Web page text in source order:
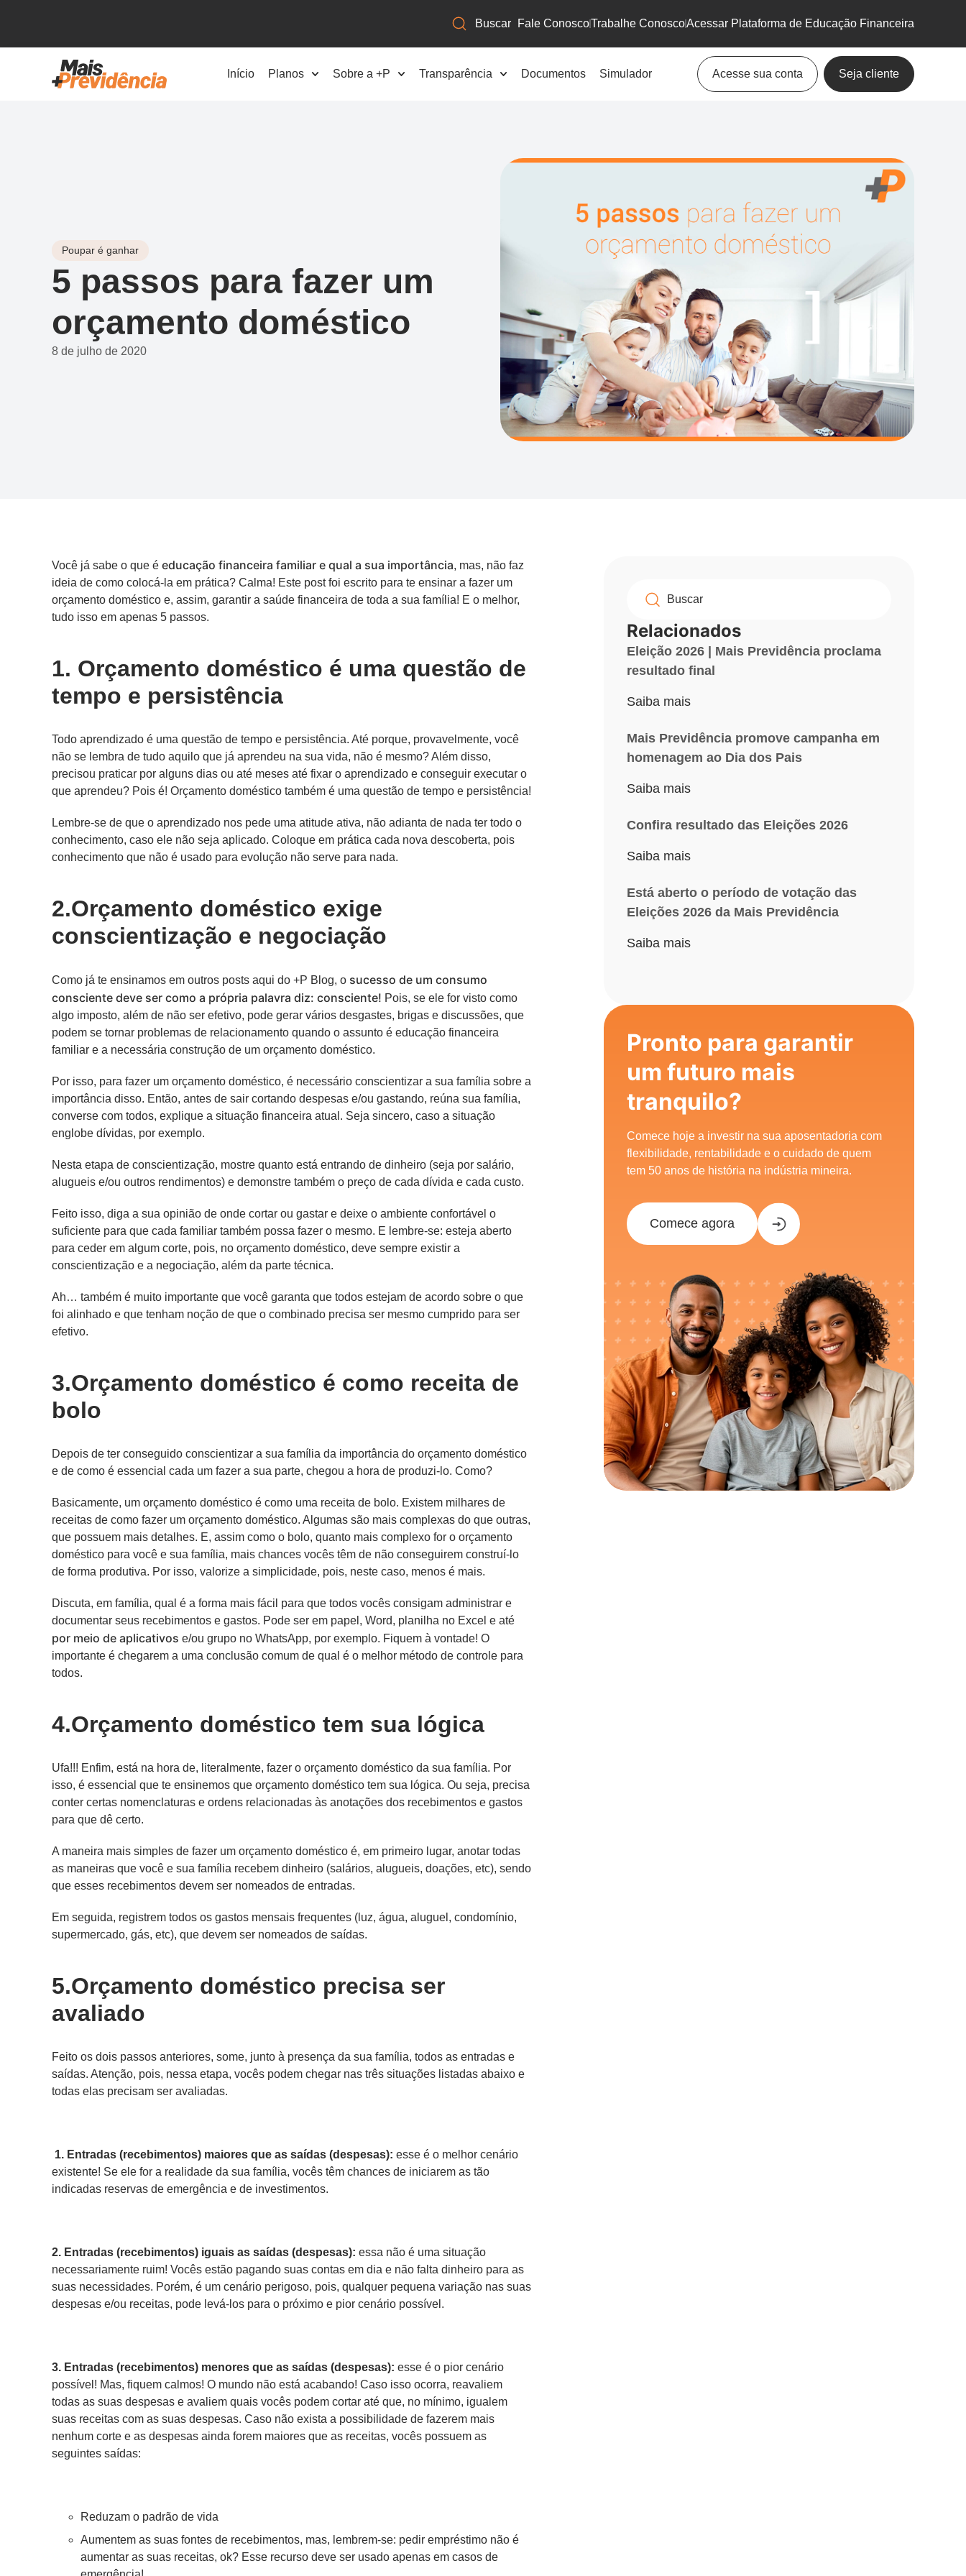
Fale ConoscoTrabalhe ConoscoAcessar Plataforma de Educação Financeira
Início Planos Sobre a +P Transparência Documentos Simulador Acesse sua conta Seja cliente
Poupar é ganhar
5 passos para fazer um
orçamento doméstico
8 de julho de 2020
Você já sabe o que é educação financeira familiar e qual a sua importância, mas, não faz
ideia de como colocá-la em prática? Calma! Este post foi escrito para te ensinar a fazer um
orçamento doméstico e, assim, garantir a saúde financeira de toda a sua família! E o melhor,
tudo isso em apenas 5 passos.
1. Orçamento doméstico é uma questão de
tempo e persistência
Todo aprendizado é uma questão de tempo e persistência. Até porque, provavelmente, você
não se lembra de tudo aquilo que já aprendeu na sua vida, não é mesmo? Além disso,
precisou praticar por alguns dias ou até meses até fixar o aprendizado e conseguir executar o
que aprendeu? Pois é! Orçamento doméstico também é uma questão de tempo e persistência!
Lembre-se de que o aprendizado nos pede uma atitude ativa, não adianta de nada ter todo o
conhecimento, caso ele não seja aplicado. Coloque em prática cada nova descoberta, pois
conhecimento que não é usado para evolução não serve para nada.
2.Orçamento doméstico exige
conscientização e negociação
Como já te ensinamos em outros posts aqui do +P Blog, o sucesso de um consumo
consciente deve ser como a própria palavra diz: consciente! Pois, se ele for visto como
algo imposto, além de não ser efetivo, pode gerar vários desgastes, brigas e discussões, que
podem se tornar problemas de relacionamento quando o assunto é educação financeira
familiar e a necessária construção de um orçamento doméstico.
Por isso, para fazer um orçamento doméstico, é necessário conscientizar a sua família sobre a
importância disso. Então, antes de sair cortando despesas e/ou gastando, reúna sua família,
converse com todos, explique a situação financeira atual. Seja sincero, caso a situação
englobe dívidas, por exemplo.
Nesta etapa de conscientização, mostre quanto está entrando de dinheiro (seja por salário,
alugueis e/ou outros rendimentos) e demonstre também o preço de cada dívida e cada custo.
Feito isso, diga a sua opinião de onde cortar ou gastar e deixe o ambiente confortável o
suficiente para que cada familiar também possa fazer o mesmo. E lembre-se: esteja aberto
para ceder em algum corte, pois, no orçamento doméstico, deve sempre existir a
conscientização e a negociação, além da parte técnica.
Ah… também é muito importante que você garanta que todos estejam de acordo sobre o que
foi alinhado e que tenham noção de que o combinado precisa ser mesmo cumprido para ser
efetivo.
3.Orçamento doméstico é como receita de
bolo
Depois de ter conseguido conscientizar a sua família da importância do orçamento doméstico
e de como é essencial cada um fazer a sua parte, chegou a hora de produzi-lo. Como?
Basicamente, um orçamento doméstico é como uma receita de bolo. Existem milhares de
receitas de como fazer um orçamento doméstico. Algumas são mais complexas do que outras,
que possuem mais detalhes. E, assim como o bolo, quanto mais complexo for o orçamento
doméstico para você e sua família, mais chances vocês têm de não conseguirem construí-lo
de forma produtiva. Por isso, valorize a simplicidade, pois, neste caso, menos é mais.
Discuta, em família, qual é a forma mais fácil para que todos vocês consigam administrar e
documentar seus recebimentos e gastos. Pode ser em papel, Word, planilha no Excel e até
por meio de aplicativos e/ou grupo no WhatsApp, por exemplo. Fiquem à vontade! O
importante é chegarem a uma conclusão comum de qual é o melhor método de controle para
todos.
4.Orçamento doméstico tem sua lógica
Ufa!!! Enfim, está na hora de, literalmente, fazer o orçamento doméstico da sua família. Por
isso, é essencial que te ensinemos que orçamento doméstico tem sua lógica. Ou seja, precisa
conter certas nomenclaturas e ordens relacionadas às anotações dos recebimentos e gastos
para que dê certo.
A maneira mais simples de fazer um orçamento doméstico é, em primeiro lugar, anotar todas
as maneiras que você e sua família recebem dinheiro (salários, alugueis, doações, etc), sendo
que esses recebimentos devem ser nomeados de entradas.
Em seguida, registrem todos os gastos mensais frequentes (luz, água, aluguel, condomínio,
supermercado, gás, etc), que devem ser nomeados de saídas.
5.Orçamento doméstico precisa ser
avaliado
Feito os dois passos anteriores, some, junto à presença da sua família, todos as entradas e
saídas. Atenção, pois, nessa etapa, vocês podem chegar nas três situações listadas abaixo e
todas elas precisam ser avaliadas.
1. Entradas (recebimentos) maiores que as saídas (despesas): esse é o melhor cenário
existente! Se ele for a realidade da sua família, vocês têm chances de iniciarem as tão
indicadas reservas de emergência e de investimentos.
2. Entradas (recebimentos) iguais as saídas (despesas): essa não é uma situação
necessariamente ruim! Vocês estão pagando suas contas em dia e não falta dinheiro para as
suas necessidades. Porém, é um cenário perigoso, pois, qualquer pequena variação nas suas
despesas e/ou receitas, pode levá-los para o próximo e pior cenário possível.
3. Entradas (recebimentos) menores que as saídas (despesas): esse é o pior cenário
possível! Mas, fiquem calmos! O mundo não está acabando! Caso isso ocorra, reavaliem
todas as suas despesas e avaliem quais vocês podem cortar até que, no mínimo, igualem
suas receitas com as suas despesas. Caso não exista a possibilidade de fazerem mais
nenhum corte e as despesas ainda forem maiores que as receitas, vocês possuem as
seguintes saídas:
Reduzam o padrão de vida
Aumentem as suas fontes de recebimentos, mas, lembrem-se: pedir empréstimo não é
aumentar as suas receitas, ok? Esse recurso deve ser usado apenas em casos de
Relacionados
Eleição 2026 | Mais Previdência proclama
resultado final
Saiba mais
Mais Previdência promove campanha em
homenagem ao Dia dos Pais
Saiba mais
Confira resultado das Eleições 2026
Saiba mais
Está aberto o período de votação das
Eleições 2026 da Mais Previdência
Saiba mais
Pronto para garantir
um futuro mais
tranquilo?
Comece hoje a investir na sua aposentadoria com
flexibilidade, rentabilidade e o cuidado de quem
tem 50 anos de história na indústria mineira.
Comece agora